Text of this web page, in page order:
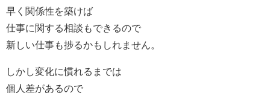
早く関係性を築けば
仕事に関する相談もできるので
新しい仕事も捗るかもしれません。
しかし変化に慣れるまでは
個人差があるので